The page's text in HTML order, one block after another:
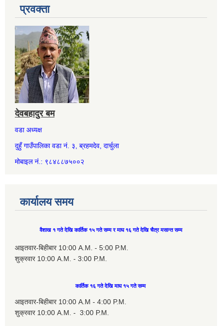
प्रवक्ता
देवबहादुर बम
वडा अध्यक्ष
दुहुँ गाउँपालिका वडा नं. ३, ब्रहमदेव, दार्चुला
मोबाइल नं.: ९८४८८७५००२
कार्यालय समय
वैशाख १ गते देखि कार्तिक १५ गते सम्म र माघ १६ गते देखि चैत्र मसान्त सम्म
आइतवार-बिहीबार 10:00 A.M. - 5:00 P.M.
शुक्रवार 10:00 A.M. - 3:00 P.M.
कार्तिक १६ गते देखि माघ १५ गते सम्म
आइतवार-बिहीबार 10:00 A.M - 4:00 P.M.
शुक्रवार 10:00 A.M. - 3:00 P.M.